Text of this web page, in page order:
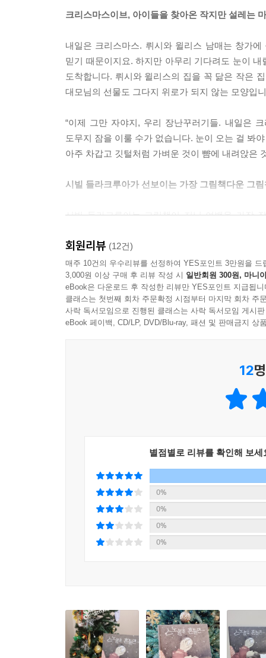
크리스마스이브, 아이들을 찾아온 작지만 설레는
내일은 크리스마스. 뤼시와 윌리스 남매는 창가
믿기 때문이지요. 하지만 아무리 기다려도 눈이
도착합니다. 뤼시와 윌리스의 집을 꼭 닮은 작은
대모님의 선물도 그다지 위로가 되지 않는 모양입
“이제 그만 자야지, 우리 장난꾸러기들. 내일은
도무지 잠을 이룰 수가 없습니다. 눈이 오는 걸 봐
아주 차갑고 깃털처럼 가벼운 것이 뺨에 내려앉은
시빌 들라크루아가 선보이는 가장 그림책다운 그림
시빌 들라크루아는 그림책이 지닌 여백을 가장
크리스마스이브에 일어난 작은 기적을 놀랍도
남매의 작은 방에 소복소복 쌓이는 눈, 그리고 눈
글 또한 많은 이야기를 하지 않습니다. 최소
크리스마스이브의 기적을 보여 주기에 충분하지
사이에 생각이 자라고 마음이 자라나지요. 그렇
회원리뷰 (12건)
매주 10건의 우수리뷰를 선정하여 YES포인트 3만원을 드
3,000원 이상 구매 후 리뷰 작성 시 일반회원 300원, 마니
eBook은 다운로드 후 작성한 리뷰만 YES포인트 지급됩니
클래스는 첫번째 회차 주문확정 시점부터 마지막 회차 주
사락 독서모임으로 진행된 클래스는 사락 독서모임 게시
eBook 페이백, CD/LP, DVD/Blu-ray, 패션 및 판매금지 상
12
별점별로 리뷰를 확인해 보세
0%
0%
0%
0%